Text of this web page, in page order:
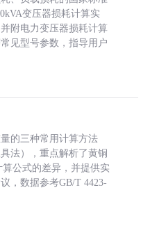
变压器损耗计算实
附电力变压器损耗计算
见型号参数，指导用户
的三种常用计算方法
法），重点解析了黄铜
算公式的差异，并提供实
，数据参考GB/T 4423-